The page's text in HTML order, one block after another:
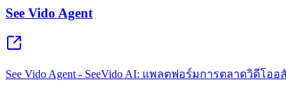
See Vido Agent
See Vido Agent - SeeVido AI: แพลตฟอร์มการตลาดวิดี